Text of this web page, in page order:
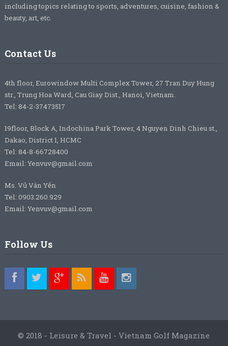
including topics relating to sports, adventures, cuisine, fashion &
beauty, art, etc.
Contact Us
4th floor, Eurowindow Multi Complex Tower, 27 Tran Duy Hung
str., Trung Hoa Ward, Cau Giay Dist., Hanoi, Vietnam.
Tel: 84-2-37473517
19floor, Block A, Indochina Park Tower, 4 Nguyen Dinh Chieu st.,
Dakao, District 1, HCMC
Tel: 84-8-66728400
Email: Yenvuv@gmail.com
Ms. Vũ Vân Yến
Tel: 0903.260.929
Email: Yenvuv@gmail.com
Follow Us
© 2018 - Leisure & Travel - Vietnam Golf Magazine